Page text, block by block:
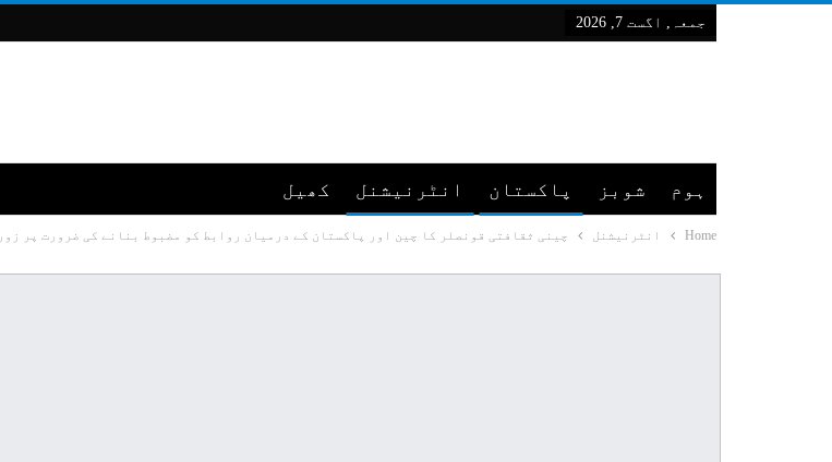
جمعہ, اگست 7, 2026
ہوم شوبز پاکستان انٹرنیشنل کھیل
Home انٹرنیشنل چینی ثقافتی قونصلر کا چین اور پاکستان کے درمیان روابط کو مضبوط بنانے کی ضرورت پر زور